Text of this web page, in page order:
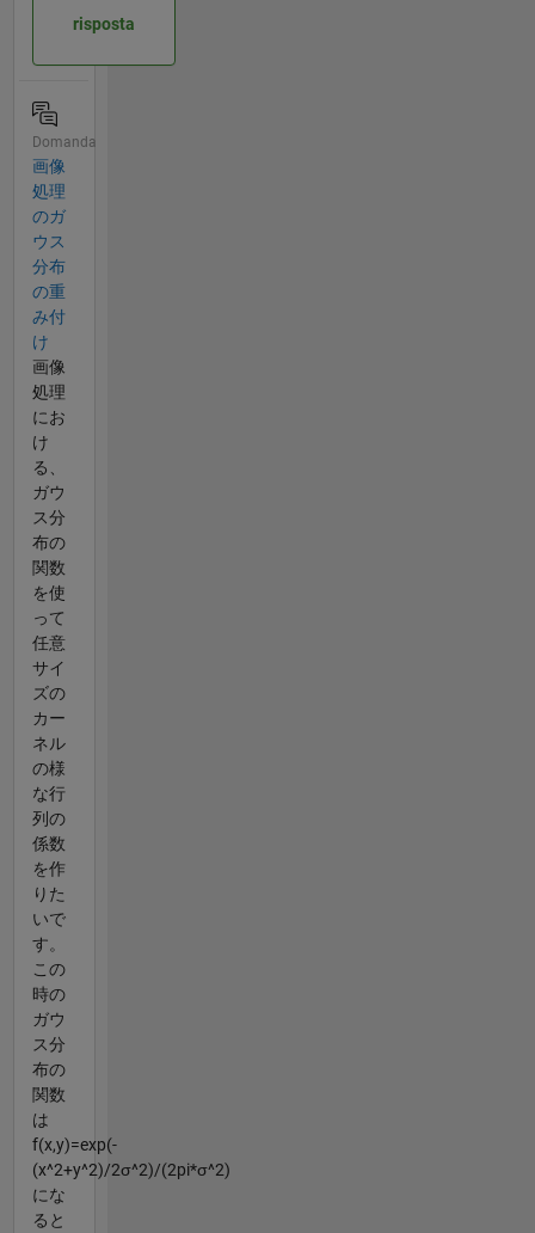
risposta
Domanda
画像
処理
のガ
ウス
分布
の重
み付
け
画像
処理
にお
け
る、
ガウ
ス分
布の
関数
を使
って
任意
サイ
ズの
カー
ネル
の様
な行
列の
係数
を作
りた
いで
す。
この
時の
ガウ
ス分
布の
関数
は
f(x,y)=exp(-
(x^2+y^2)/2σ^2)/(2pi*σ^2)
にな
ると